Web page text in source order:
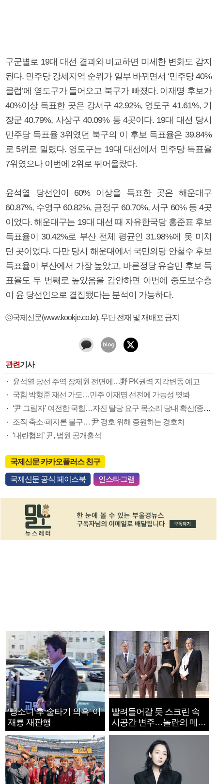
구군별로 19대 대선 결과와 비교하면 미세한 변화도 감지
된다. 민주당 강세지역 순위가 일부 바뀌면서 ‘민주당 40%
클럽’에 영도구가 들어오고 북구가 빠졌다. 이재명 후보가
40%이상 득표한 곳은 강서구 42.92%, 영도구 41.61%, 기
장군 40.79%, 사상구 40.09% 등 4곳이다. 19대 대선 당시
민주당 득표율 3위였던 북구의 이 후보 득표율은 39.84%
로 5위로 밀렸다. 영도구는 19대 대선에서 민주당 득표율
7위였으나 이번에 2위로 뛰어올랐다.
윤석열 당선인이 60% 이상을 득표한 곳은 해운대구
60.87%, 수영구 60.82%, 금정구 60.70%, 서구 60% 등 4곳
이었다. 해운대구는 19대 대선 때 자유한국당 홍준표 후보
득표율이 30.42%로 부산 전체 평균인 31.98%에 못 미치
던 곳이었다. 다만 당시 해운대에서 국민의당 안철수 후보
득표율이 부산에서 가장 높았고, 바른정당 유승민 후보 득
표율도 두 번째로 높았음을 감안하면 이번에 중도보수층
이 윤 당선인으로 결집됐다는 분석이 가능하다.
ⓒ국제신문(www.kookje.co.kr), 무단 전재 및 재배포 금지
관련기사
윤석열 당선 주역 장제원 전면에…野 PK권력 지각변동 예고
국힘 박형준 재선 가도…민주 이재명 선전에 가능성 엿봐
‘尹 그림자’ 여전한 국힘…자진 탈당 요구 목소리 당내 확산(종합)
조직 축소·폐지론 불구… 尹 경호 위해 증원하는 경호처
‘내란혐의’ 尹, 법원 공개출석
국제신문 카카오플러스 친구
국제신문 공식 페이스북 인스타그램
‘뺑소니 후 술타기 의혹’ 이
재룡 재판행
빨려들어갈 듯 스크린 속
시공간 변주…놀란의 메시
지는 ‘전쟁 속죄’